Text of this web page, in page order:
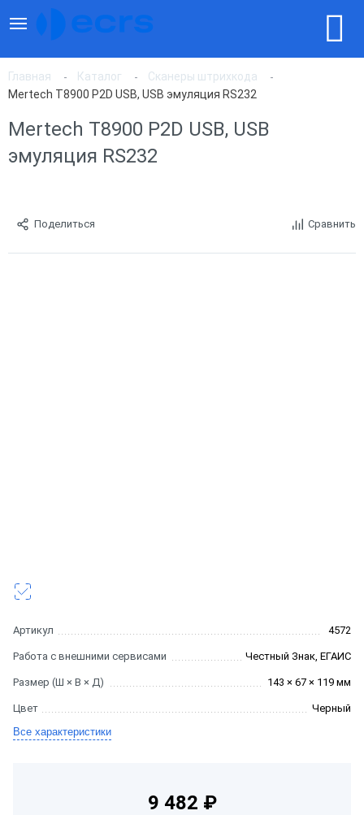
Главная Каталог
Сканеры штрихкода
Mertech T8900 P2D USB, USB эмуляция RS232
Mertech T8900 P2D USB, USB
эмуляция RS232
Поделиться Сравнить
Артикул 4572
Работа с внешними сервисами Честный Знак, ЕГАИС
Размер (Ш × В × Д) 143 × 67 × 119 мм
Цвет
Черный
Все характеристики
9 482 ₽